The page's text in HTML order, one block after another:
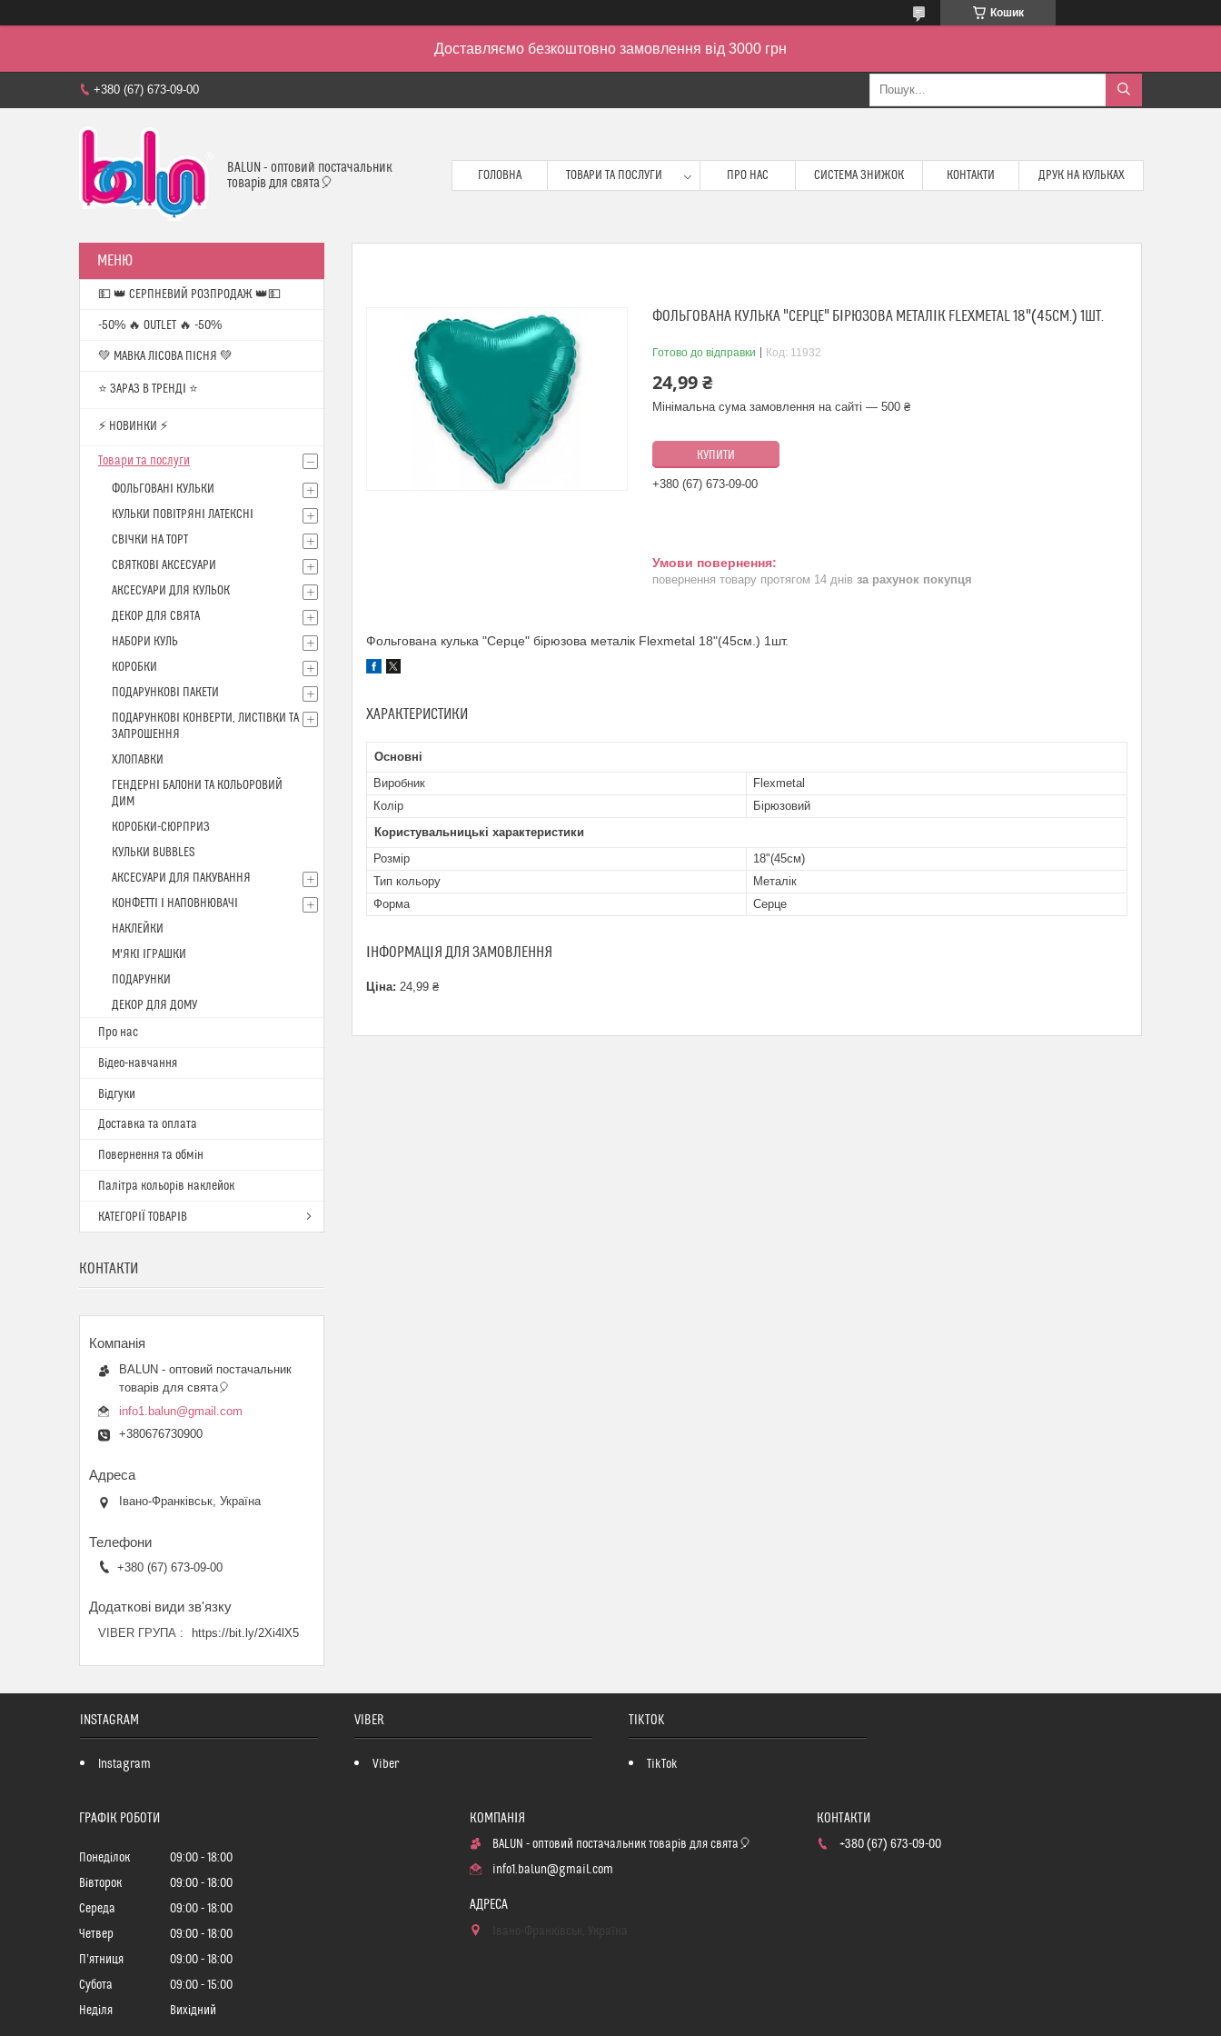
Кошик
Доставляємо безкоштовно замовлення від 3000 грн
+380 (67) 673-09-00
BALUN - оптовий постачальник
товарів для свята🎈
ГОЛОВНА ТОВАРИ ТА ПОСЛУГИ ПРО НАС СИСТЕМА ЗНИЖОК КОНТАКТИ ДРУК НА КУЛЬКАХ
ФОЛЬГОВАНА КУЛЬКА "СЕРЦЕ" БІРЮЗОВА МЕТАЛІК FLEXMETAL 18"(45СМ.) 1ШТ.
Готово до відправки Код: 11932
24,99 ₴
Мінімальна сума замовлення на сайті — 500 ₴
КУПИТИ
+380 (67) 673-09-00
повернення товару протягом 14 днів за рахунок покупця
Фольгована кулька "Серце" бірюзова металік Flexmetal 18"(45см.) 1шт.
ХАРАКТЕРИСТИКИ
Основні
Виробник
Flexmetal
Колір
Бірюзовий
Користувальницькі характеристики
Розмір
18"(45см)
Тип кольору
Металік
Форма
Серце
ІНФОРМАЦІЯ ДЛЯ ЗАМОВЛЕННЯ
Ціна: 24,99 ₴
💵 👑 СЕРПНЕВИЙ РОЗПРОДАЖ 👑💵
-50% 🔥 OUTLET 🔥 -50%
💚 МАВКА ЛІСОВА ПІСНЯ 💚
⭐️ ЗАРАЗ В ТРЕНДІ ⭐️
⚡ НОВИНКИ ⚡
Товари та послуги
ФОЛЬГОВАНІ КУЛЬКИ
КУЛЬКИ ПОВІТРЯНІ ЛАТЕКСНІ
СВІЧКИ НА ТОРТ
СВЯТКОВІ АКСЕСУАРИ
АКСЕСУАРИ ДЛЯ КУЛЬОК
ДЕКОР ДЛЯ СВЯТА
НАБОРИ КУЛЬ
КОРОБКИ
ПОДАРУНКОВІ ПАКЕТИ
ПОДАРУНКОВІ КОНВЕРТИ, ЛИСТІВКИ ТА
ЗАПРОШЕННЯ
ХЛОПАВКИ
ГЕНДЕРНІ БАЛОНИ ТА КОЛЬОРОВИЙ
ДИМ
КОРОБКИ-СЮРПРИЗ
КУЛЬКИ BUBBLES
АКСЕСУАРИ ДЛЯ ПАКУВАННЯ
КОНФЕТТІ І НАПОВНЮВАЧІ
НАКЛЕЙКИ
М'ЯКІ ІГРАШКИ
ПОДАРУНКИ
ДЕКОР ДЛЯ ДОМУ
Про нас
Відео-навчання
Відгуки
Доставка та оплата
Повернення та обмін
Палітра кольорів наклейок
КАТЕГОРІЇ ТОВАРІВ
КОНТАКТИ
BALUN - оптовий постачальник
товарів для свята🎈
info1.balun@gmail.com
+380676730900
Івано-Франківськ, Україна
+380 (67) 673-09-00
VIBER ГРУПА https://bit.ly/2Xi4lX5
INSTAGRAM
Instagram
VIBER
Viber
TIKTOK
TikTok
ГРАФІК РОБОТИ
Понеділок 09:00
18:00
Вівторок
09:00
18:00
Середа
09:00
18:00
Четвер
09:00
18:00
Пʼятниця
09:00
18:00
Субота
09:00
15:00
Неділя
Вихідний
BALUN - оптовий постачальник товарів для свята🎈
info1.balun@gmail.com
+380 (67) 673-09-00